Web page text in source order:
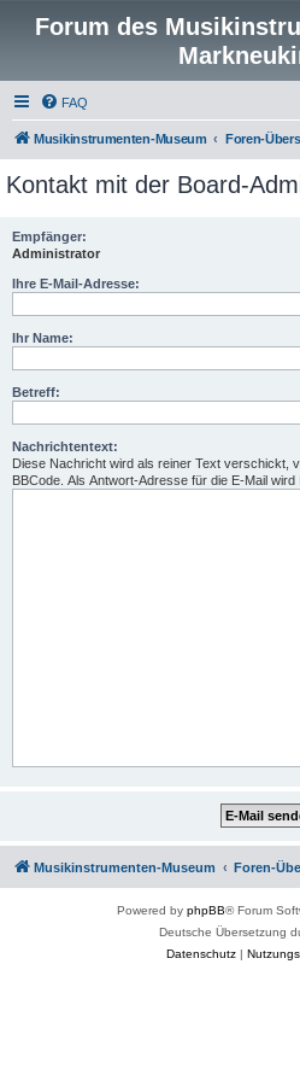
Forum des
FAQ
Musikinstrumenten-Museum Foren-
Kontakt mit der Board-
Empfänger:
Administrator
Ihre E-Mail-Adresse:
Ihr Name:
Betreff:
Nachrichtentext:
Diese Nachricht wird als reiner Text verschickt,
BBCode. Als Antwort-Adresse für die E-Mail
Musikinstrumenten-Museum Foren-
Powered by phpBB® Forum
Deutsche Übersetzung
Datenschutz|